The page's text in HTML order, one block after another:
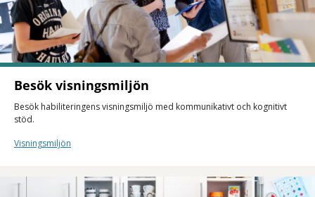
Besök visningsmiljön
Besök habiliteringens visningsmiljö med kommunikativt och kognitivt
stöd.
Visningsmiljön